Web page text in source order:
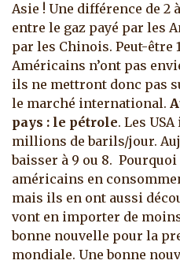
Asie ! Une différence de 2
entre le gaz payé par les
par les Chinois. Peut-être
Américains n’ont pas
ils ne mettront donc pas
le marché international.
pays : le pétrole. Les
millions de barils/jour.
baisser à 9 ou 8.
américains en
mais ils en ont aussi
vont en importer de
bonne nouvelle pour la
mondiale. Une bonne